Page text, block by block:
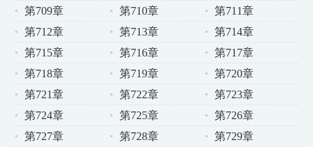
第709章 第710章
第711章
第712章
第713章
第714章
第715章
第716章
第717章
第718章
第719章
第720章
第721章
第722章
第723章
第724章
第725章
第726章
第727章
第728章
第729章